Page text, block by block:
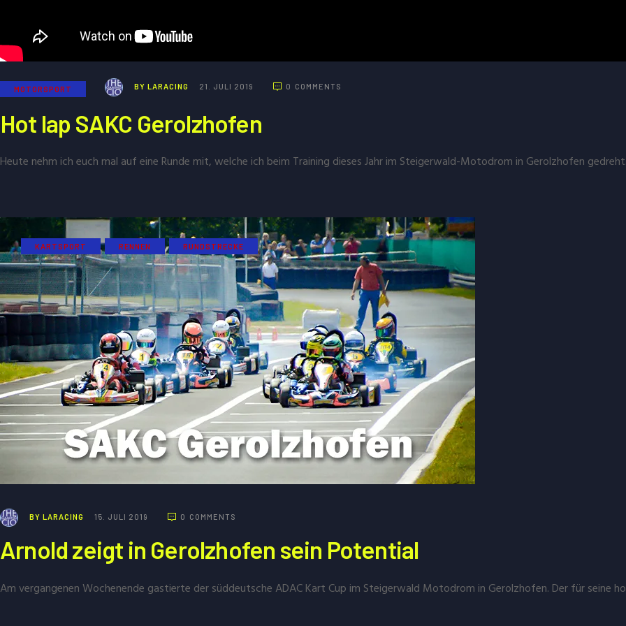
MOTORSPORT BY LARACING 21. JULI 2019 0 COMMENTS
Hot lap SAKC Gerolzhofen
Heute nehm ich euch mal auf eine Runde mit, welche ich beim Training dieses Jahr im Steigerwald-Motodrom in Gerolzhofen
KARTSPORT RENNEN RUNDSTRECKE
BY LARACING 15. JULI 2019 0 COMMENTS
Arnold zeigt in Gerolzhofen sein Potential
Am vergangenen Wochenende gastierte der süddeutsche ADAC Kart Cup im Steigerwald Motodrom in Gerolzhofen. Der für seine